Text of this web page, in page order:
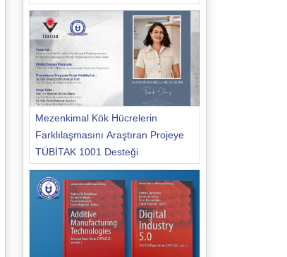
Mezenkimal Kök Hücrelerin
Farklılaşmasını Araştıran Projeye
TÜBİTAK 1001 Desteği